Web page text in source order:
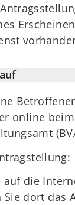
online beim
auf die
Sie dort das